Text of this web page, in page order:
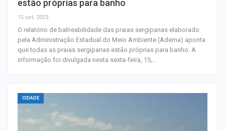
estão próprias para banho
15 set, 2023
O relatório de balneabilidade das praias sergipanas elaborado
pela Administração Estadual do Meio Ambiente (Adema) aponta
que todas as praias sergipanas estão próprias para banho. A
informação foi divulgada nesta sexta-feira, 15,…
CIDADE